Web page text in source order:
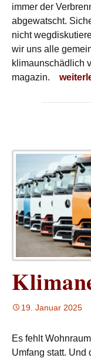
immer der
abgewatscht.
nicht
wir uns alle
klimaunschädlich
magazin.
19. Januar 2025
Es fehlt
Umfang statt. Und